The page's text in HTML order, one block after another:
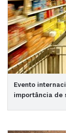
Evento
importância de